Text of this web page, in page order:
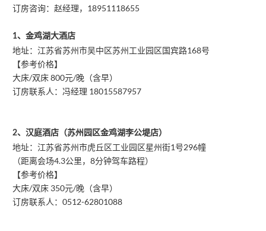
订房咨询：赵经理，18951118655
1、金鸡湖大酒店
地址：江苏省苏州市吴中区苏州工业园区国宾路168号
【参考价格】
大床/双床 800元/晚（含早）
订房联系人：冯经理 18015587957
2、汉庭酒店（苏州园区金鸡湖李公堤店）
地址：江苏省苏州市虎丘区工业园区星州街1号296幢
（距离会场4.3公里，8分钟驾车路程）
【参考价格】
大床/双床 350元/晚（含早）
订房联系人：0512-62801088